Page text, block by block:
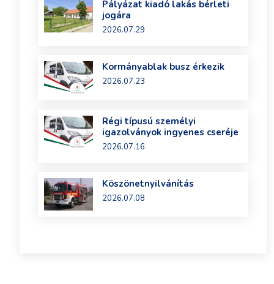
Pályázat kiadó lakás bérleti
jogára
2026.07.29
Kormányablak busz érkezik
2026.07.23
Régi típusú személyi
igazolványok ingyenes cseréje
2026.07.16
Köszönetnyilvánítás
2026.07.08